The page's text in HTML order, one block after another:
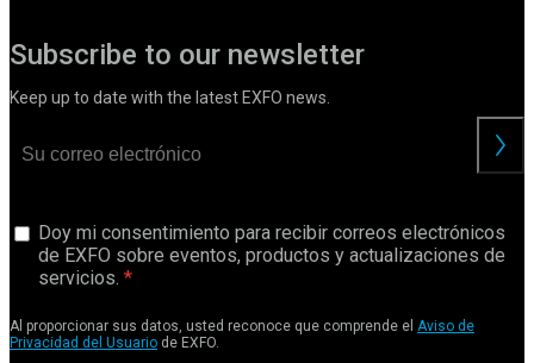
Subscribe to our newsletter
Keep up to date with the latest EXFO news.
Doy mi consentimiento para recibir correos electrónicos
de EXFO sobre eventos, productos y actualizaciones de
servicios.
Al proporcionar sus datos, usted reconoce que comprende el Aviso de
Privacidad del Usuario de EXFO.